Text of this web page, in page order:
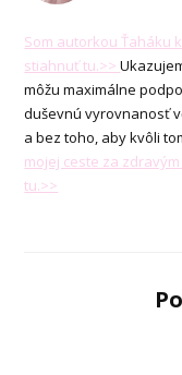
Som autorkou Ťaháku
stiahnuť tu.>>
môžu maximálne
duševnú vyrovnanosť
a bez toho, aby kvôli
mojej ceste za
tu.>>